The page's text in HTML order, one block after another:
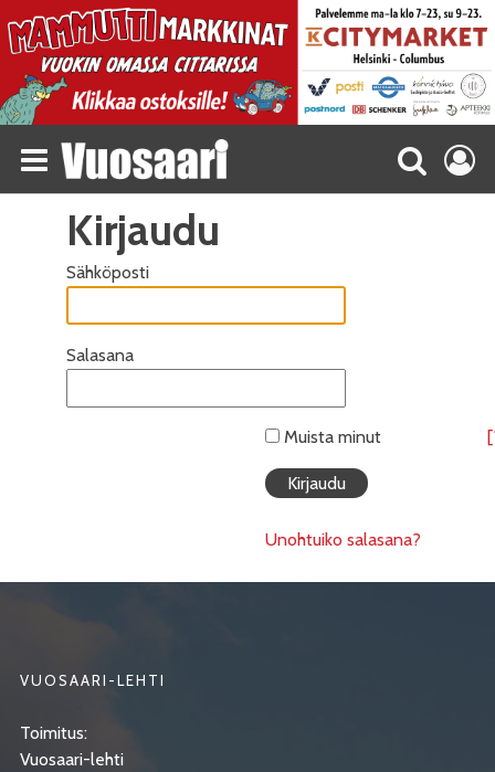
Kirjaudu
Sähköposti
Salasana
Muista minut
Unohtuiko salasana?
VUOSAARI-LEHTI
Toimitus:
Vuosaari-lehti